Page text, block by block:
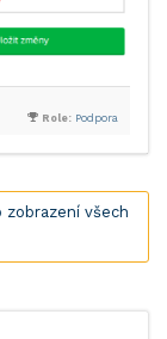
Role: Podpora
zobrazení všech